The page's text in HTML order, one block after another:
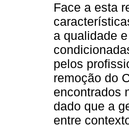
Face a esta
a qualidade
pelos
remoção do
encontrados
dado que a
entre